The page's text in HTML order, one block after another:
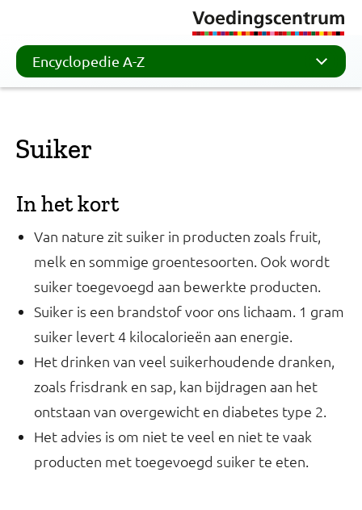
Encyclopedie A-Z
Suiker
In het kort
Van nature zit suiker in producten zoals fruit,
melk en sommige groentesoorten. Ook wordt
suiker toegevoegd aan bewerkte producten.
Suiker is een brandstof voor ons lichaam. 1 gram
suiker levert 4 kilocalorieën aan energie.
Het drinken van veel suikerhoudende dranken,
zoals frisdrank en sap, kan bijdragen aan het
ontstaan van overgewicht en diabetes type 2.
Het advies is om niet te veel en niet te vaak
producten met toegevoegd suiker te eten.